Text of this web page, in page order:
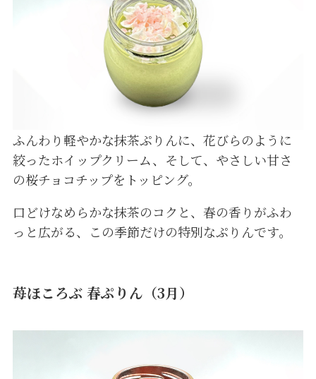
ふんわり軽やかな抹茶ぷりんに、花びらのように
絞ったホイップクリーム、そして、やさしい甘さ
の桜チョコチップをトッピング。
口どけなめらかな抹茶のコクと、春の香りがふわ
っと広がる、この季節だけの特別なぷりんです。
苺ほころぶ 春ぷりん（3月）